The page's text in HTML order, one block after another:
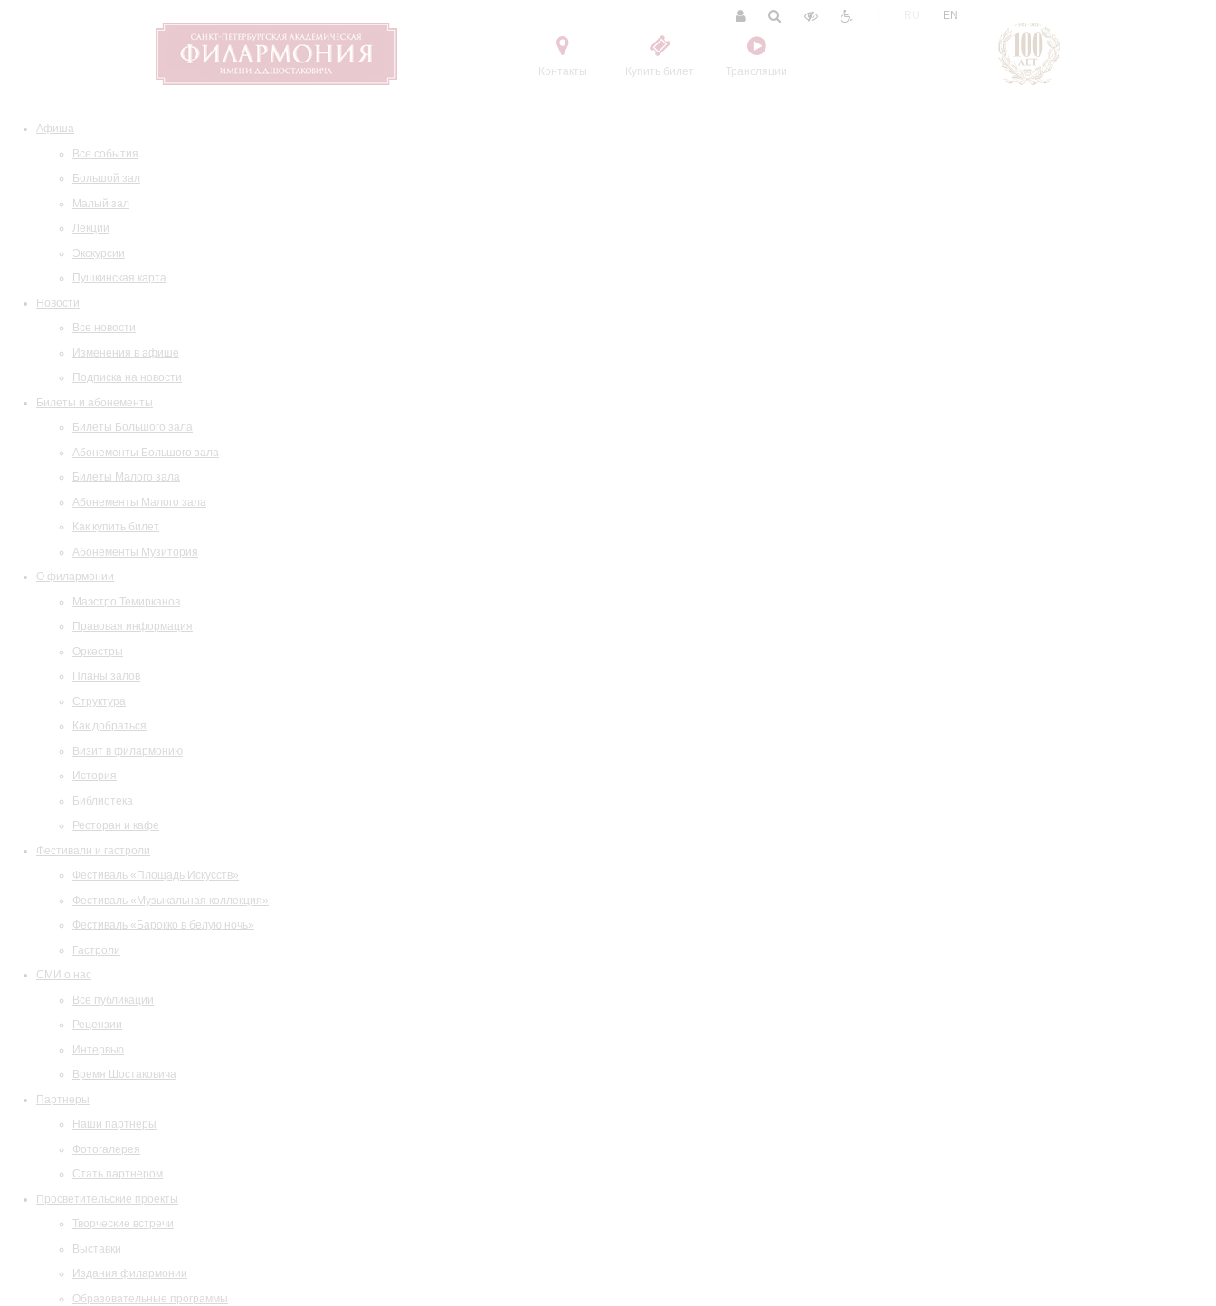
Контакты Купить билет Трансляции
EN
Афиша
Все события
Большой зал
Малый зал
Лекции
Экскурсии
Пушкинская карта
Новости
Все новости
Изменения в афише
Подписка на новости
Билеты и абонементы
Билеты Большого зала
Абонементы Большого зала
Билеты Малого зала
Абонементы Малого зала
Как купить билет
Абонементы Музитория
О филармонии
Маэстро Темирканов
Правовая информация
Оркестры
Планы залов
Структура
Как добраться
Визит в филармонию
История
Библиотека
Ресторан и кафе
Фестивали и гастроли
Фестиваль «Площадь Искусств»
Фестиваль «Музыкальная коллекция»
Фестиваль «Барокко в белую ночь»
Гастроли
СМИ о нас
Все публикации
Рецензии
Интервью
Время Шостаковича
Партнеры
Наши партнеры
Фотогалерея
Стать партнером
Просветительские проекты
Творческие встречи
Выставки
Издания филармонии
Образовательные программы